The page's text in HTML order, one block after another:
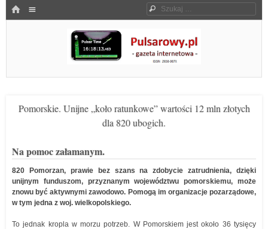
HOME Szukaj
Pulsarowy.pl
Pomorskie. Unijne „koło ratunkowe” wartości 12 mln złotych
dla 820 ubogich.
Na pomoc załamanym.
820 Pomorzan, prawie bez szans na zdobycie zatrudnienia, dzięki
unijnym funduszom, przyznanym województwu pomorskiemu, może
znowu być aktywnymi zawodowo. Pomogą im organizacje pozarządowe,
w tym jedna z woj. wielkopolskiego.
To jednak kropla w morzu potrzeb. W Pomorskiem jest około 36 tysięcy